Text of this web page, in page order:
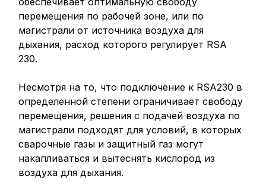
перемещения по рабочей зоне, или по
магистрали от источника воздуха для
дыхания, расход которого регулирует RSA
230.
Несмотря на то, что подключение к RSA230 в
определенной степени ограничивает свободу
перемещения, решения с подачей воздуха по
магистрали подходят для условий, в которых
сварочные газы и защитный газ могут
накапливаться и вытеснять кислород из
воздуха для дыхания.